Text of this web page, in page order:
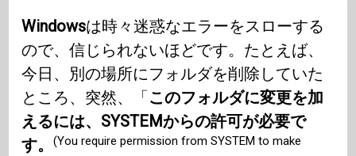
Windowsは時々迷惑なエラーをスローする
ので、信じられないほどです。たとえば、
今日、別の場所にフォルダを削除していた
ところ、突然、「このフォルダに変更を加
えるには、SYSTEMからの許可が必要で
す。(You require permission from SYSTEM to make